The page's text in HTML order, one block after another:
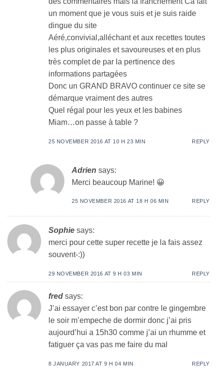
un moment que je vous suis et je suis raide
dingue du site
Aéré,convivial,alléchant et aux recettes toutes
les plus originales et savoureuses et en plus
très complet de par la pertinence des
informations partagées
Donc un GRAND BRAVO continuer ce site se
démarque vraiment des autres
Quel régal pour les yeux et les babines
Miam…on passe à table ?
25 NOVEMBER 2016 AT 10 H 23 MIN REPLY
Adrien says:
Merci beaucoup Marine! 😀
25 NOVEMBER 2016 AT 18 H 06 MIN REPLY
Sophie says:
merci pour cette super recette je la fais assez
souvent-:))
29 NOVEMBER 2016 AT 9 H 03 MIN REPLY
fred says:
J’ai essayer c’est bon par contre le gingembre
le soir m’empeche de dormir donc j’ai pris
aujourd’hui a 15h30 comme j’ai un rhumme et
fatiguer ça vas pas me faire du mal
8 JANUARY 2017 AT 9 H 04 MIN REPLY